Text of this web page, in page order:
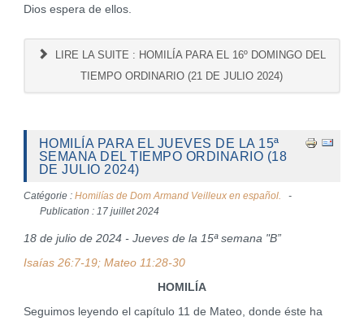
Dios espera de ellos.
LIRE LA SUITE : HOMILÍA PARA EL 16º DOMINGO DEL
TIEMPO ORDINARIO (21 DE JULIO 2024)
HOMILÍA PARA EL JUEVES DE LA 15ª
SEMANA DEL TIEMPO ORDINARIO (18
DE JULIO 2024)
Catégorie : Homilías de Dom Armand Veilleux en español.
Publication : 17 juillet 2024
18 de julio de 2024 - Jueves de la 15ª semana "B”
Isaías 26:7-19; Mateo 11:28-30
HOMILÍA
Seguimos leyendo el capítulo 11 de Mateo, donde éste ha